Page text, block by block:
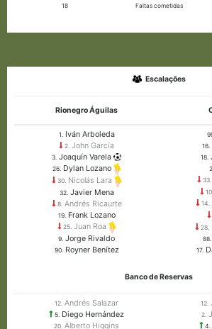
18 Faltas cometidas
Escalações
Rionegro Águilas
1. Iván Arboleda
2. John García
3. Joaquín Varela
26.Dylan Lozano
30.Nicolás Lara
32.Javier Mena
8.Andrés Ricaurte
19.Frank Lozano
25.Juan Roa
9. Jorge Rivaldo
90. Royner Benítez
16.
18.
33.
10.
14.
28.
88.
17.
Banco de Reservas
12. Andrés Salazar
5. Diego Hernández
20. Alberto Higgins
12.
2.
4.